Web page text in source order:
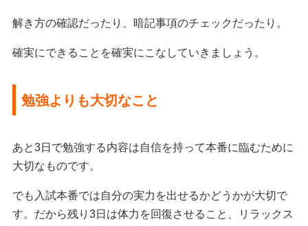
解き方の確認だったり、暗記事項のチェックだったり。
確実にできることを確実にこなしていきましょう。
勉強よりも大切なこと
あと3日で勉強する内容は自信を持って本番に臨むために
大切なものです。
でも入試本番では自分の実力を出せるかどうかが大切で
す。 だから残り3日は体力を回復させること、リラックス